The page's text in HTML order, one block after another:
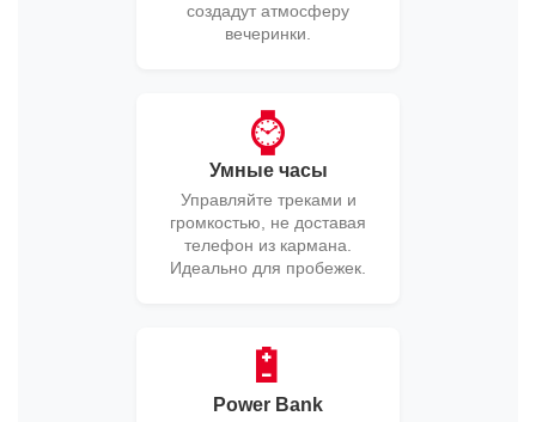
создадут атмосферу
вечеринки.
⌚️
Умные часы
Управляйте треками и
громкостью, не доставая
телефон из кармана.
Идеально для пробежек.
🔋
Power Bank